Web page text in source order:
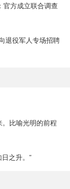
官方成立联合调查
退役军人专场招聘
比喻光明的前程
之升。”